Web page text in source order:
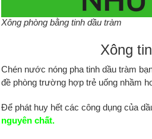
Xông phòng bằng tinh dầu tràm
Xông
Chén nước nóng pha tinh dầu tràm
đề phòng trường hợp trẻ uống nhầm
Để phát huy hết các công dụng của
nguyên chất.